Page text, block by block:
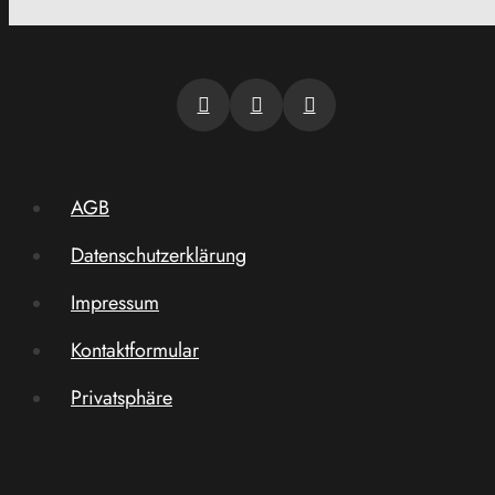
AGB
Datenschutzerklärung
Impressum
Kontaktformular
Privatsphäre